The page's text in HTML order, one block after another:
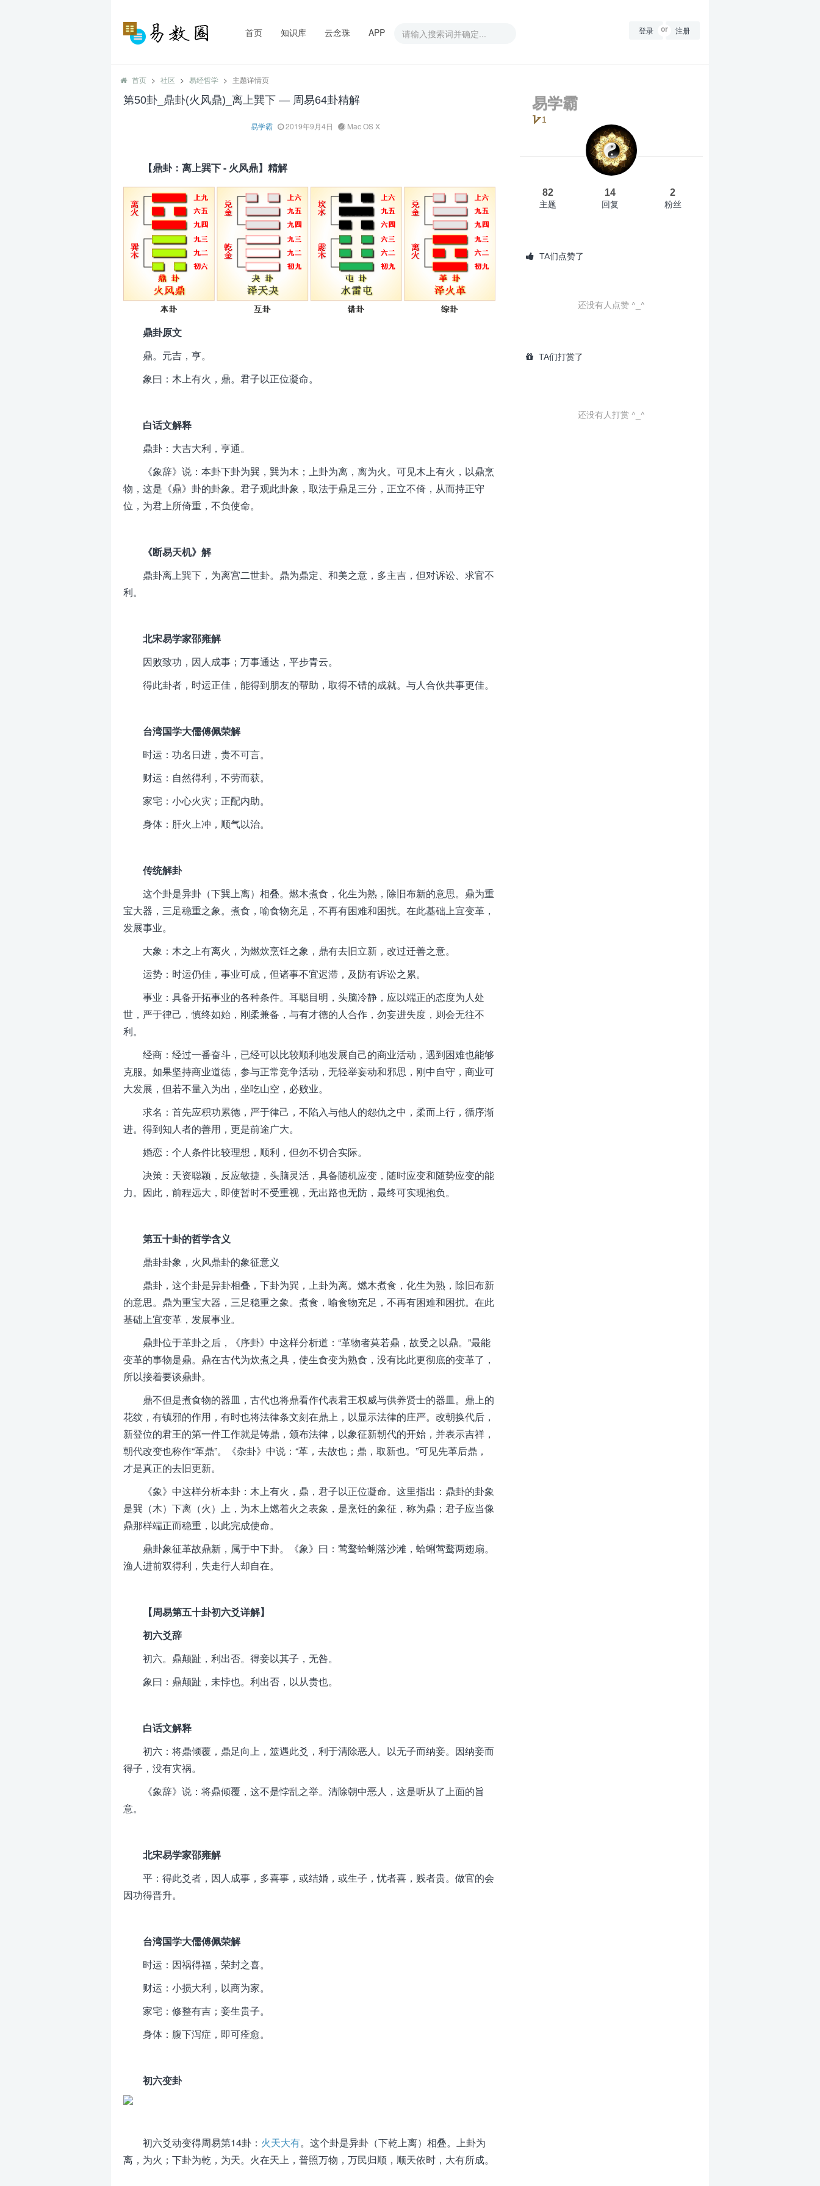
首页 知识库 云念珠 APP 登录 or 注册
首页 社区 易经哲学 主题详情页
第50卦_鼎卦(火风鼎)_离上巽下 — 周易64卦精解
易学霸 2019年9月4日 Mac OS X
【鼎卦： 离上巽下 - 火风鼎】精解
鼎卦原文
鼎。元吉，亨。
象曰：木上有火，鼎。君子以正位凝命。
白话文解释
鼎卦：大吉大利，亨通。
《象辞》说：本卦下卦为巽，巽为木；上卦为离，离为火。可见木上有火，以鼎烹
物，这是《鼎》卦的卦象。君子观此卦象，取法于鼎足三分，正立不倚，从而持正守
位，为君上所倚重，不负使命。
《断易天机》解
鼎卦离上巽下，为离宫二世卦。鼎为鼎定、和美之意，多主吉，但对诉讼、求官不
利。
北宋易学家邵雍解
因败致功，因人成事；万事通达，平步青云。
得此卦者，时运正佳，能得到朋友的帮助，取得不错的成就。与人合伙共事更佳。
台湾国学大儒傅佩荣解
时运：功名日进，贵不可言。
财运：自然得利，不劳而获。
家宅：小心火灾；正配内助。
身体：肝火上冲，顺气以治。
传统解卦
这个卦是异卦（下巽上离）相叠。燃木煮食，化生为熟，除旧布新的意思。鼎为重
宝大器，三足稳重之象。煮食，喻食物充足，不再有困难和困扰。在此基础上宜变革，
发展事业。
大象：木之上有离火，为燃炊烹饪之象，鼎有去旧立新，改过迁善之意。
运势：时运仍佳，事业可成，但诸事不宜迟滞，及防有诉讼之累。
事业：具备开拓事业的各种条件。耳聪目明，头脑冷静，应以端正的态度为人处
世，严于律己，慎终如始，刚柔兼备，与有才德的人合作，勿妄进失度，则会无往不
利。
经商：经过一番奋斗，已经可以比较顺利地发展自己的商业活动，遇到困难也能够
克服。如果坚持商业道德，参与正常竞争活动，无轻举妄动和邪思，刚中自守，商业可
大发展，但若不量入为出，坐吃山空，必败业。
求名：首先应积功累德，严于律己，不陷入与他人的怨仇之中，柔而上行，循序渐
进。得到知人者的善用，更是前途广大。
婚恋：个人条件比较理想，顺利，但勿不切合实际。
决策：天资聪颖，反应敏捷，头脑灵活，具备随机应变，随时应变和随势应变的能
力。因此，前程远大，即使暂时不受重视，无出路也无防，最终可实现抱负。
第五十卦的哲学含义
鼎卦卦象，火风鼎卦的象征意义
鼎卦，这个卦是异卦相叠，下卦为巽，上卦为离。燃木煮食，化生为熟，除旧布新
的意思。鼎为重宝大器，三足稳重之象。煮食，喻食物充足，不再有困难和困扰。在此
基础上宜变革，发展事业。
鼎卦位于革卦之后，《序卦》中这样分析道：“革物者莫若鼎，故受之以鼎。”最能
变革的事物是鼎。鼎在古代为炊煮之具，使生食变为熟食，没有比此更彻底的变革了，
所以接着要谈鼎卦。
鼎不但是煮食物的器皿，古代也将鼎看作代表君王权威与供养贤士的器皿。鼎上的
花纹，有镇邪的作用，有时也将法律条文刻在鼎上，以显示法律的庄严。改朝换代后，
新登位的君王的第一件工作就是铸鼎，颁布法律，以象征新朝代的开始，并表示吉祥，
朝代改变也称作“革鼎”。《杂卦》中说：“革，去故也；鼎，取新也。”可见先革后鼎，
才是真正的去旧更新。
《象》中这样分析本卦：木上有火，鼎，君子以正位凝命。这里指出：鼎卦的卦象
是巽（木）下离（火）上，为木上燃着火之表象，是烹饪的象征，称为鼎；君子应当像
鼎那样端正而稳重，以此完成使命。
鼎卦象征革故鼎新，属于中下卦。《象》曰：莺鹜蛤蜊落沙滩，蛤蜊莺鹜两翅扇。
渔人进前双得利，失走行人却自在。
【周易第五十卦初六爻详解】
初六爻辞
初六。鼎颠趾，利出否。得妾以其子，无咎。
象曰：鼎颠趾，未悖也。利出否，以从贵也。
白话文解释
初六：将鼎倾覆，鼎足向上，筮遇此爻，利于清除恶人。以无子而纳妾。因纳妾而
得子，没有灾祸。
《象辞》说：将鼎倾覆，这不是悖乱之举。清除朝中恶人，这是听从了上面的旨
意。
北宋易学家邵雍解
平：得此爻者，因人成事，多喜事，或结婚，或生子，忧者喜，贱者贵。做官的会
因功得晋升。
台湾国学大儒傅佩荣解
时运：因祸得福，荣封之喜。
财运：小损大利，以商为家。
家宅：修整有吉；妾生贵子。
身体：腹下泻症，即可痊愈。
初六变卦
初六爻动变得周易第14卦： 火天大有。这个卦是异卦（下乾上离）相叠。上卦为
离，为火；下卦为乾，为天。火在天上，普照万物，万民归顺，顺天依时，大有所成。
易学霸
1
82
主题
14
回复
2
粉丝
TA们点赞了
还没有人点赞 ^_^
TA们打赏了
还没有人打赏 ^_^